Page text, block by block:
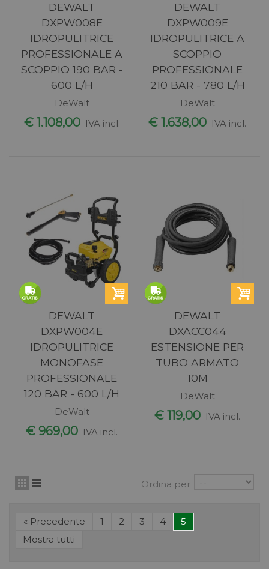
DEWALT
DXPW008E
IDROPULITRICE
PROFESSIONALE A
SCOPPIO 190 BAR -
600 L/H
DeWalt
€ 1.108,00 IVA incl.
DEWALT
DXPW009E
IDROPULITRICE A
SCOPPIO
PROFESSIONALE
210 BAR - 780 L/H
DeWalt
€ 1.638,00 IVA incl.
DEWALT
DXPW004E
IDROPULITRICE
MONOFASE
PROFESSIONALE
120 BAR - 600 L/H
DeWalt
€ 969,00 IVA incl.
DEWALT
DXACC044
ESTENSIONE PER
TUBO ARMATO
10M
DeWalt
€ 119,00 IVA incl.
Ordina per
« Precedente 1 2 3 4
5
Mostra tutti